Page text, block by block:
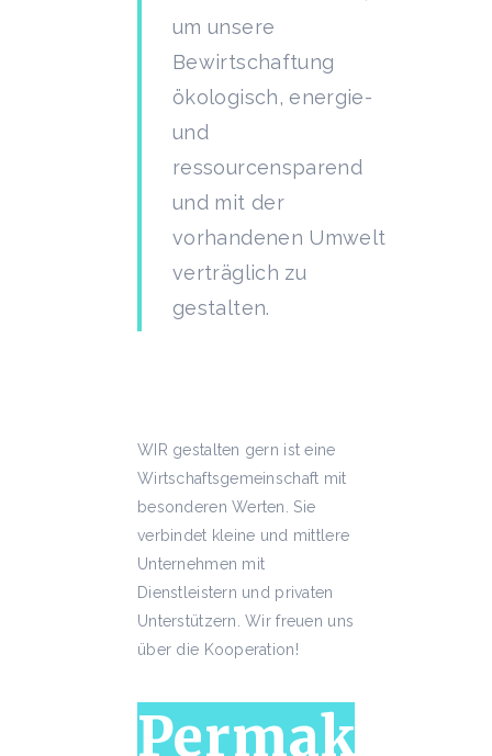
um unsere
Bewirtschaftung
ökologisch, energie-
und
ressourcensparend
und mit der
vorhandenen Umwelt
verträglich zu
gestalten.
WIR gestalten gern ist eine
Wirtschaftsgemeinschaft mit
besonderen Werten. Sie
verbindet kleine und mittlere
Unternehmen mit
Dienstleistern und privaten
Unterstützern. Wir freuen uns
über die Kooperation!